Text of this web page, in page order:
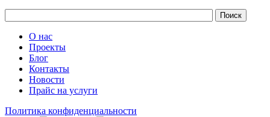
О нас
Проекты
Блог
Контакты
Новости
Прайс на услуги
Политика конфиденциальности